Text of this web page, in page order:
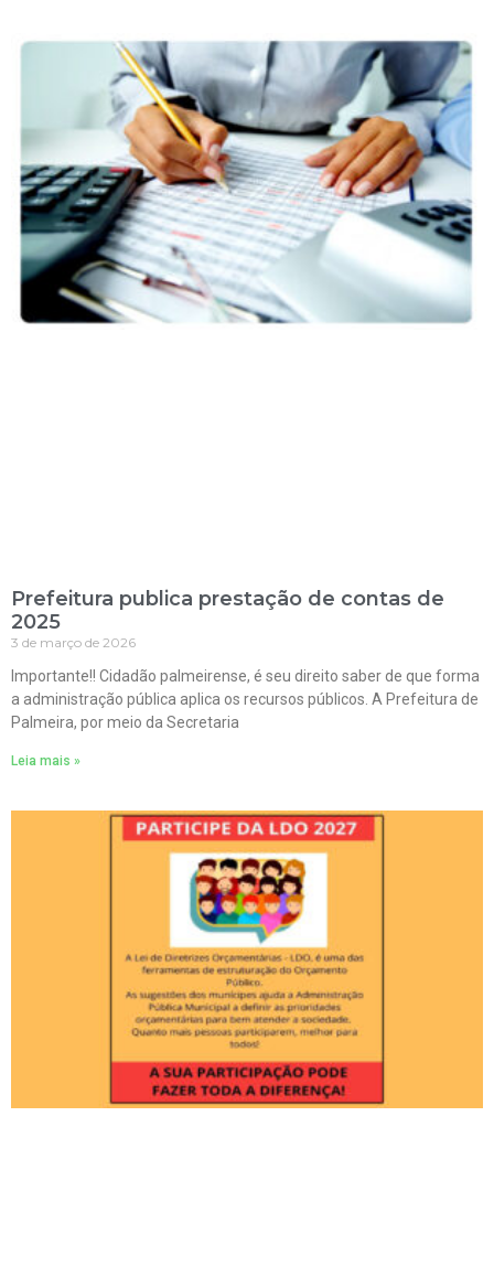
Prefeitura publica prestação de contas de
2025
3 de março de 2026
Importante!! Cidadão palmeirense, é seu direito saber de que forma
a administração pública aplica os recursos públicos. A Prefeitura de
Palmeira, por meio da Secretaria
Leia mais »